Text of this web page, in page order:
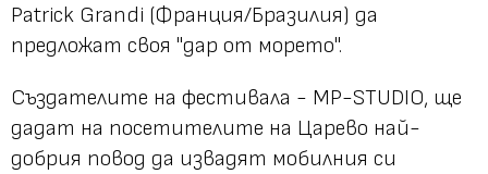
Patrick Grandi (Франция/Бразилия) да
предложат своя "дар от морето".
Създателите на фестивала - MP-STUDIO, ще
дадат на посетителите на Царево най-
добрия повод да извадят мобилния си